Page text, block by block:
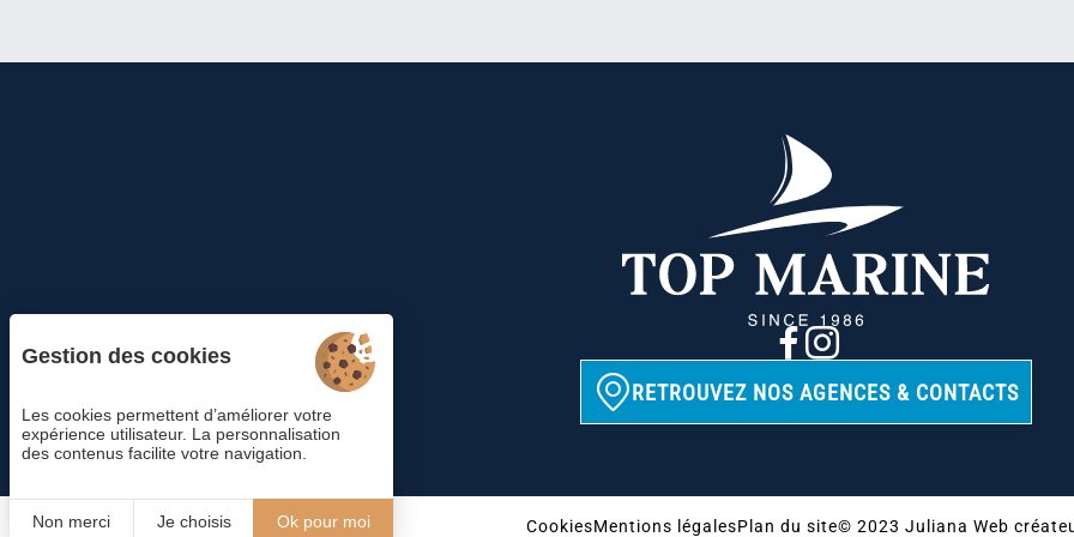
RETROUVEZ NOS AGENCES & CONTACTS
CookiesMentions légalesPlan du site© 2023 Juliana Web
Gestion des cookies
Les cookies permettent d’améliorer votre
expérience utilisateur. La personnalisation
des contenus facilite votre navigation.
Non merci Je choisis Ok pour moi